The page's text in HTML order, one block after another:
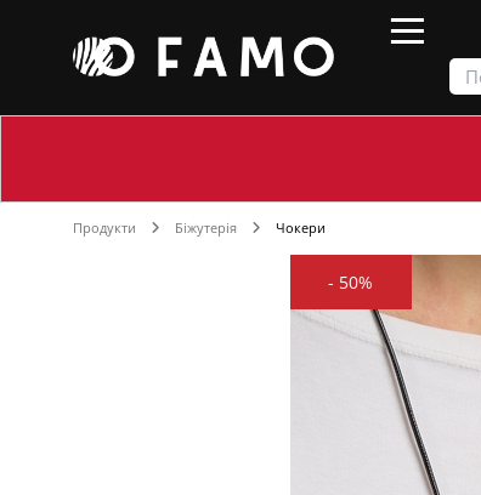
Продукти Біжутерія Чокери
- 50%